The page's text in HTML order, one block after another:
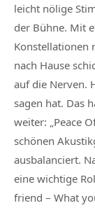
leicht nölige
der Bühne. Mit
Konstellationen
nach Hause
auf die Nerven.
sagen hat. Das
weiter: „Peace
schönen
ausbalanciert.
eine wichtige
friend – What